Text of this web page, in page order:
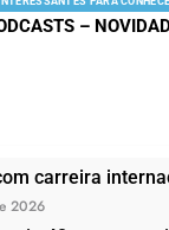
–
carreira
2026